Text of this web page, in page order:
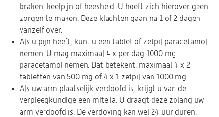
braken, keelpijn of heesheid. U hoeft zich hierover geen
zorgen te maken. Deze klachten gaan na 1 of 2 dagen
vanzelf over.
Als u pijn heeft, kunt u een tablet of zetpil paracetamol
nemen. U mag maximaal 4 x per dag 1000 mg
paracetamol nemen. Dat betekent: maximaal 4 x 2
tabletten van 500 mg of 4 x 1 zetpil van 1000 mg.
Als uw arm plaatselijk verdoofd is, krijgt u van de
verpleegkundige een mitella. U draagt deze zolang uw
arm verdoofd is. De verdoving kan wel 24 uur duren.